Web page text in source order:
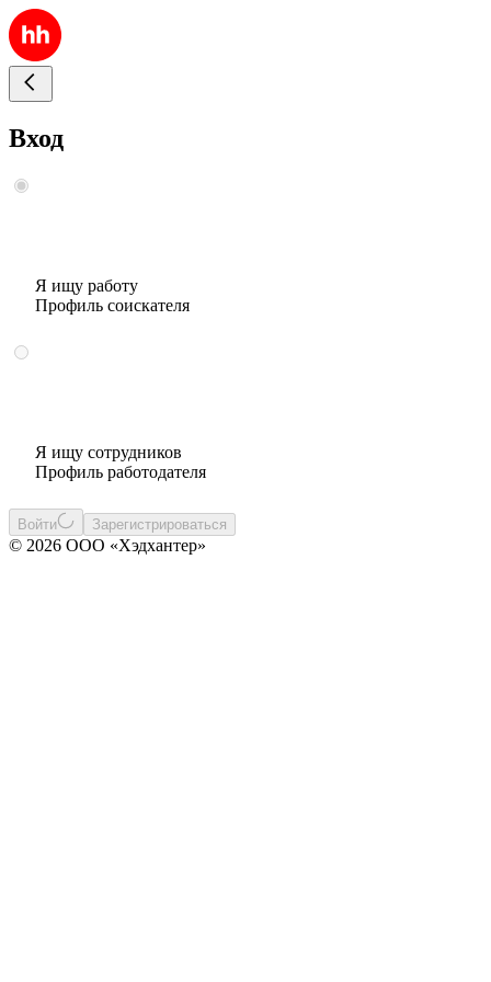
Вход
Я ищу работу
Профиль соискателя
Я ищу сотрудников
Профиль работодателя
Войти Зарегистрироваться
© 2026 ООО «Хэдхантер»